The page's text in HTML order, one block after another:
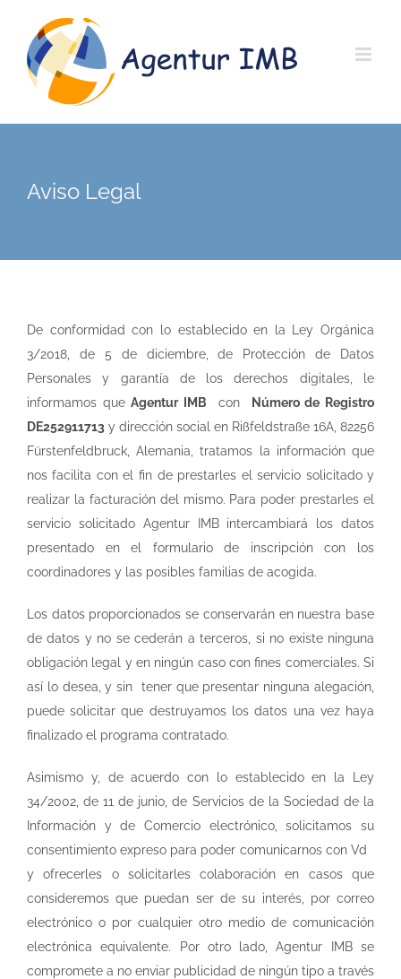
contenido
Aviso Legal
De conformidad con lo establecido en la Ley Orgánica
3/2018, de 5 de diciembre, de Protección de Datos
Personales y garantía de los derechos digitales, le
informamos queAgentur IMB con
Número de Registro
DE252911713y dirección social en Rißfeldstraße 16A, 82256
Fürstenfeldbruck, Alemania, tratamos la información que
nos facilita con el fin de prestarles el servicio solicitado y
realizar la facturación del mismo. Para poder prestarles el
servicio solicitado Agentur IMB intercambiará los datos
presentado en el formulario de inscripción con los
coordinadores y las posibles familias de acogida.
Los datos proporcionados se conservarán en nuestra base
de datos y no se cederán a terceros, si no existe ninguna
obligación legal y en ningún caso con fines comerciales. Si
así lo desea, y sin tener que presentar ninguna alegación,
puede solicitar que destruyamos los datos una vez haya
finalizado el programa contratado.
Asimismo y, de acuerdo con lo establecido en la Ley
34/2002, de 11 de junio, de Servicios de la Sociedad de la
Información y de Comercio electrónico, solicitamos su
consentimiento expreso para poder comunicarnos con Vd
y ofrecerles o solicitarles colaboración en casos que
consideremos que puedan ser de su interés, por correo
electrónico o por cualquier otro medio de comunicación
electrónica equivalente. Por otro lado, Agentur IMB se
compromete a no enviar publicidad de ningún tipo a través